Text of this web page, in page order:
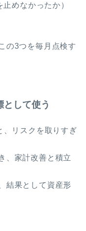
めなかったか）
の3つを毎月点検す
して使う
、リスクを取りすぎ
、家計改善と積立
結果として資産形